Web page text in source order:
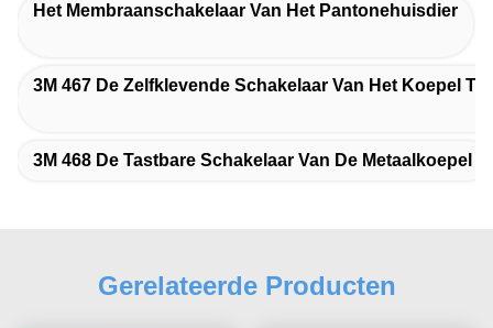
Het Membraanschakelaar Van Het Pantonehuisdier
3M 467 De Zelfklevende Schakelaar Van Het Koepel
3M 468 De Tastbare Schakelaar Van De Metaalkoepel
Gerelateerde Producten